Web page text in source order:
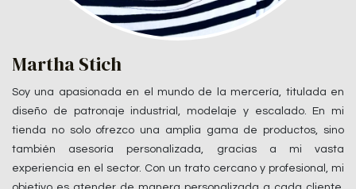
Martha Stich
Soy una apasionada en el mundo de la mercería, titulada en
diseño de patronaje industrial, modelaje y escalado. En mi
tienda no solo ofrezco una amplia gama de productos, sino
también asesoría personalizada, gracias a mi vasta
experiencia en el sector. Con un trato cercano y profesional, mi